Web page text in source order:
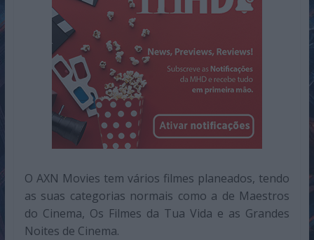
O AXN Movies tem vários filmes planeados, tendo
as suas categorias normais como a de Maestros
do Cinema, Os Filmes da Tua Vida e as Grandes
Noites de Cinema.